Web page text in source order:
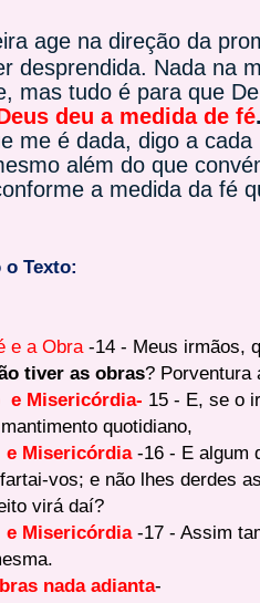
age na direção da
desprendida. Nada na
mas tudo é para que
deu a medida de fé
me é dada, digo a
além do que
a medida da fé
o Texto:
e a Obra-14 - Meus irmãos,
tiver as obras? Porventura
e Misericórdia- 15 - E, se o
quotidiano,
Misericórdia-16 - E algum
vos; e não lhes derdes
virá daí?
Misericórdia-17 - Assim
nada adianta-